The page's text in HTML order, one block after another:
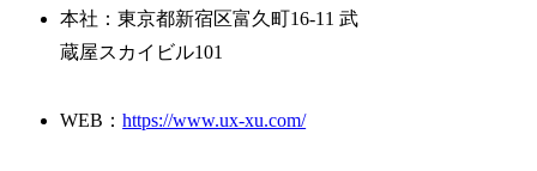
本社：東京都新宿区富久町16-11 武
蔵屋スカイビル101
WEB：https://www.ux-xu.com/